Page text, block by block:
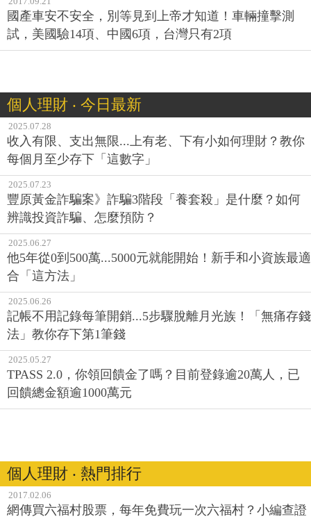
國產車安不安全，別等見到上帝才知道！車輛撞擊測
試，美國驗14項、中國6項，台灣只有2項
個人理財 ‧ 今日最新
2025.07.28
收入有限、支出無限...上有老、下有小如何理財？教你
每個月至少存下「這數字」
2025.07.23
豐原黃金詐騙案》詐騙3階段「養套殺」是什麼？如何
辨識投資詐騙、怎麼預防？
2025.06.27
他5年從0到500萬...5000元就能開始！新手和小資族最適
合「這方法」
2025.06.26
記帳不用記錄每筆開銷...5步驟脫離月光族！「無痛存錢
法」教你存下第1筆錢
2025.05.27
TPASS 2.0，你領回饋金了嗎？目前登錄逾20萬人，已
回饋總金額逾1000萬元
個人理財 ‧ 熱門排行
2017.02.06
網傳買六福村股票，每年免費玩一次六福村？小編查證